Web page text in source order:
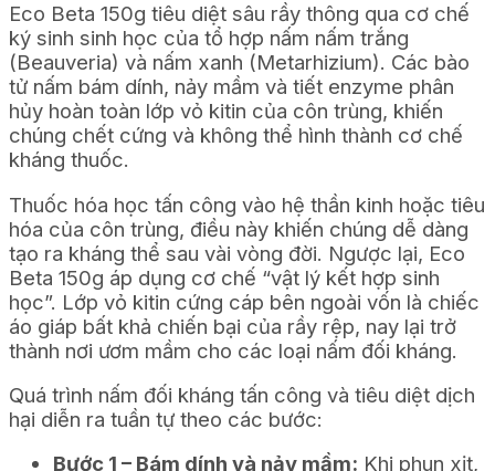
Eco Beta 150g tiêu diệt sâu rầy thông qua cơ chế
ký sinh sinh học của tổ hợp nấm nấm trắng
(Beauveria) và nấm xanh (Metarhizium). Các bào
tử nấm bám dính, nảy mầm và tiết enzyme phân
hủy hoàn toàn lớp vỏ kitin của côn trùng, khiến
chúng chết cứng và không thể hình thành cơ chế
kháng thuốc.
Thuốc hóa học tấn công vào hệ thần kinh hoặc tiêu
hóa của côn trùng, điều này khiến chúng dễ dàng
tạo ra kháng thể sau vài vòng đời. Ngược lại, Eco
Beta 150g áp dụng cơ chế “vật lý kết hợp sinh
học”. Lớp vỏ kitin cứng cáp bên ngoài vốn là chiếc
áo giáp bất khả chiến bại của rầy rệp, nay lại trở
thành nơi ươm mầm cho các loại nấm đối kháng.
Quá trình nấm đối kháng tấn công và tiêu diệt dịch
hại diễn ra tuần tự theo các bước:
Bước 1 – Bám dính và nảy mầm: Khi phun xịt,